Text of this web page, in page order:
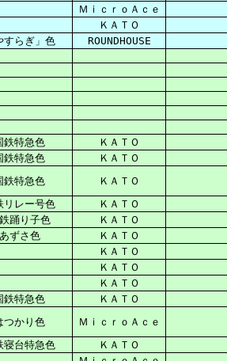
ＭｉｃｒｏＡｃｅ
ＫＡＴＯ
すらぎ」色 ROUNDHOUSE
鉄特急色
ＫＡＴＯ
鉄特急色
ＫＡＴＯ
鉄特急色
ＫＡＴＯ
リレー号色
ＫＡＴＯ
踊り子色
ＫＡＴＯ
あずさ色
ＫＡＴＯ
ＫＡＴＯ
ＫＡＴＯ
ＫＡＴＯ
鉄特急色
ＫＡＴＯ
つかり色
ＭｉｃｒｏＡｃｅ
寝台特急色
ＫＡＴＯ